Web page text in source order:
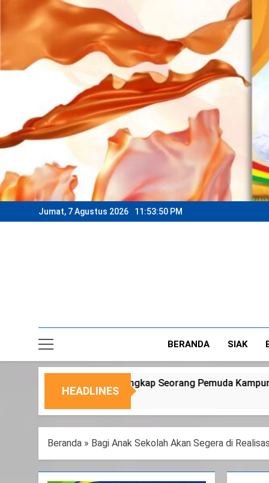
content
Jumat, 7 Agustus 2026 11:53:52 PM
BERANDA SIAK
HEADLINES
Pemuda Kampung Temusai Dukung
Beranda » Bagi Anak Sekolah Akan Segera di